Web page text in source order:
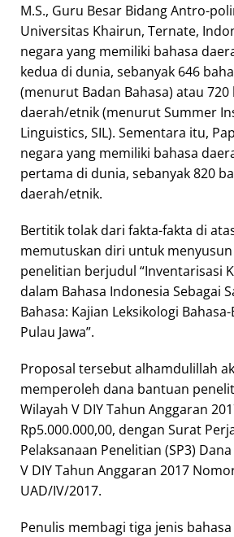
M.S., Guru Besar Bidang Antro-
Universitas Khairun, Ternate,
negara yang memiliki bahasa
kedua di dunia, sebanyak 646
(menurut Badan Bahasa) atau 720
daerah/etnik (menurut Summer
Linguistics, SIL). Sementara itu,
negara yang memiliki bahasa
pertama di dunia, sebanyak 820
daerah/etnik.
Bertitik tolak dari fakta-fakta di
memutuskan diri untuk
penelitian berjudul “Inventarisasi
dalam Bahasa Indonesia Sebagai
Bahasa: Kajian Leksikologi
Pulau Jawa”.
Proposal tersebut alhamdulillah
memperoleh dana bantuan
Wilayah V DIY Tahun Anggaran
Rp5.000.000,00, dengan Surat
Pelaksanaan Penelitian (SP3)
V DIY Tahun Anggaran 2017
UAD/IV/2017.
Penulis membagi tiga jenis